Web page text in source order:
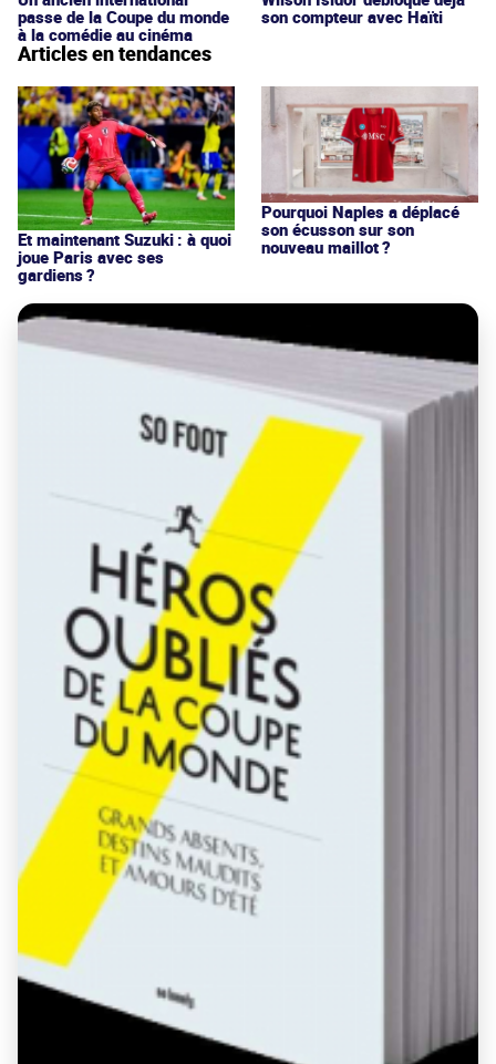
passe de la Coupe du monde
à la comédie au cinéma
son compteur avec Haïti
Articles en tendances
Et maintenant Suzuki : à quoi
joue Paris avec ses
gardiens ?
Pourquoi Naples a déplacé
son écusson sur son
nouveau maillot ?